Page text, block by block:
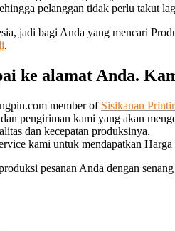
pelanggan tidak perlu takut
jadi bagi Anda yang mencari
.
ke alamat Anda.
member of Sisikanan
pengiriman kami yang akan
dan kecepatan produksinya.
kami untuk mendapatkan
pesanan Anda dengan